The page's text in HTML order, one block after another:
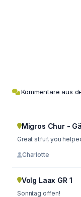
Kommentare aus
Migros Chur -
Great stfuf, you
Charlotte
Volg Laax GR 1
Sonntag offen!